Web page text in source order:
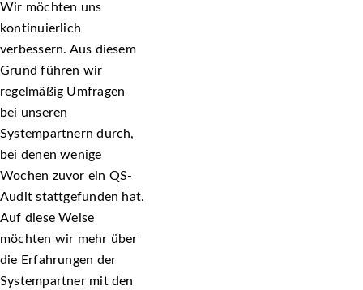
Wir möchten uns
kontinuierlich
verbessern. Aus diesem
Grund führen wir
regelmäßig Umfragen
bei unseren
Systempartnern durch,
bei denen wenige
Wochen zuvor ein QS-
Audit stattgefunden hat.
Auf diese Weise
möchten wir mehr über
die Erfahrungen der
Systempartner mit den